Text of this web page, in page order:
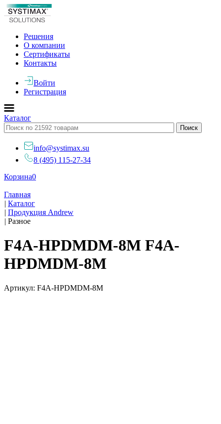
Решения
О компании
Сертификаты
Контакты
Войти
Регистрация
Каталог
info@systimax.su
8 (495) 115-27-34
Корзина0
Главная
| Каталог
| Продукция Andrew
| Разное
F4A-HPDMDM-8M F4A-
HPDMDM-8M
Артикул: F4A-HPDMDM-8M